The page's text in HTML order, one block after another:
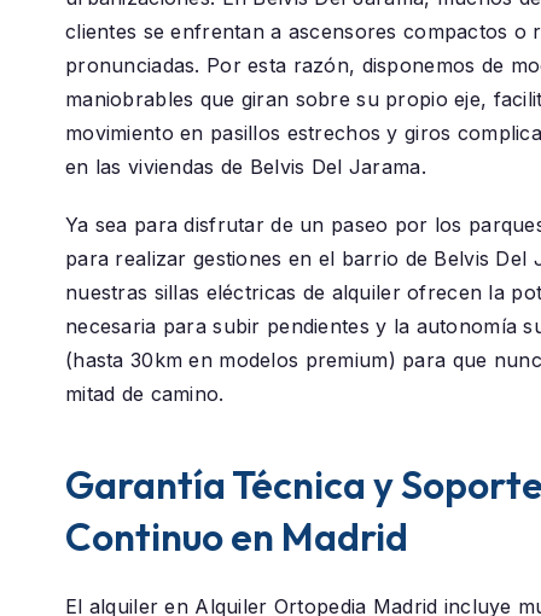
clientes se enfrentan a ascensores compactos o
pronunciadas. Por esta razón, disponemos de
maniobrables que giran sobre su propio eje,
movimiento en pasillos estrechos y giros
en las viviendas de Belvis Del Jarama.
Ya sea para disfrutar de un paseo por los
para realizar gestiones en el barrio de Belvis Del
nuestras sillas eléctricas de alquiler ofrecen la
necesaria para subir pendientes y la autonomía
(hasta 30km en modelos premium) para que
mitad de camino.
Garantía Técnica y
Continuo en Madrid
El alquiler en Alquiler Ortopedia Madrid incluye